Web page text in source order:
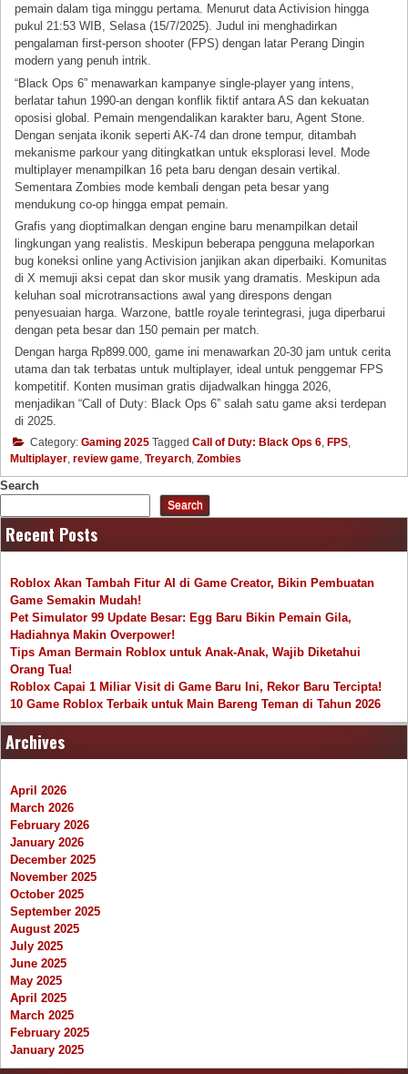
pemain dalam tiga minggu pertama. Menurut data Activision hingga
pukul 21:53 WIB, Selasa (15/7/2025). Judul ini menghadirkan
pengalaman first-person shooter (FPS) dengan latar Perang Dingin
modern yang penuh intrik.
“Black Ops 6” menawarkan kampanye single-player yang intens,
berlatar tahun 1990-an dengan konflik fiktif antara AS dan kekuatan
oposisi global. Pemain mengendalikan karakter baru, Agent Stone.
Dengan senjata ikonik seperti AK-74 dan drone tempur, ditambah
mekanisme parkour yang ditingkatkan untuk eksplorasi level. Mode
multiplayer menampilkan 16 peta baru dengan desain vertikal.
Sementara Zombies mode kembali dengan peta besar yang
mendukung co-op hingga empat pemain.
Grafis yang dioptimalkan dengan engine baru menampilkan detail
lingkungan yang realistis. Meskipun beberapa pengguna melaporkan
bug koneksi online yang Activision janjikan akan diperbaiki. Komunitas
di X memuji aksi cepat dan skor musik yang dramatis. Meskipun ada
keluhan soal microtransactions awal yang direspons dengan
penyesuaian harga. Warzone, battle royale terintegrasi, juga diperbarui
dengan peta besar dan 150 pemain per match.
Dengan harga Rp899.000, game ini menawarkan 20-30 jam untuk cerita
utama dan tak terbatas untuk multiplayer, ideal untuk penggemar FPS
kompetitif. Konten musiman gratis dijadwalkan hingga 2026,
menjadikan “Call of Duty: Black Ops 6” salah satu game aksi terdepan
di 2025.
Category: Gaming 2025 Tagged Call of Duty: Black Ops 6, FPS,
Multiplayer, review game, Treyarch, Zombies
Search
Search
Recent Posts
Roblox Akan Tambah Fitur AI di Game Creator, Bikin Pembuatan
Game Semakin Mudah!
Pet Simulator 99 Update Besar: Egg Baru Bikin Pemain Gila,
Hadiahnya Makin Overpower!
Tips Aman Bermain Roblox untuk Anak-Anak, Wajib Diketahui
Orang Tua!
Roblox Capai 1 Miliar Visit di Game Baru Ini, Rekor Baru Tercipta!
10 Game Roblox Terbaik untuk Main Bareng Teman di Tahun 2026
Archives
April 2026
March 2026
February 2026
January 2026
December 2025
November 2025
October 2025
September 2025
August 2025
July 2025
June 2025
May 2025
April 2025
March 2025
February 2025
January 2025